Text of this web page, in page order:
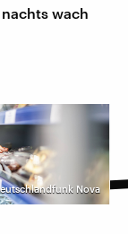
wach
Nova